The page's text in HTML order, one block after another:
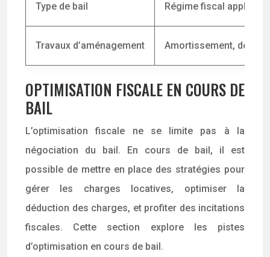
Type de bail Régime fiscal
Travaux d’aménagement Amortissement,
OPTIMISATION FISCALE EN COURS DE
BAIL
L’optimisation fiscale ne se limite pas à la
négociation du bail. En cours de bail, il est
possible de mettre en place des stratégies pour
gérer les charges locatives, optimiser la
déduction des charges, et profiter des incitations
fiscales. Cette section explore les pistes
d’optimisation en cours de bail.